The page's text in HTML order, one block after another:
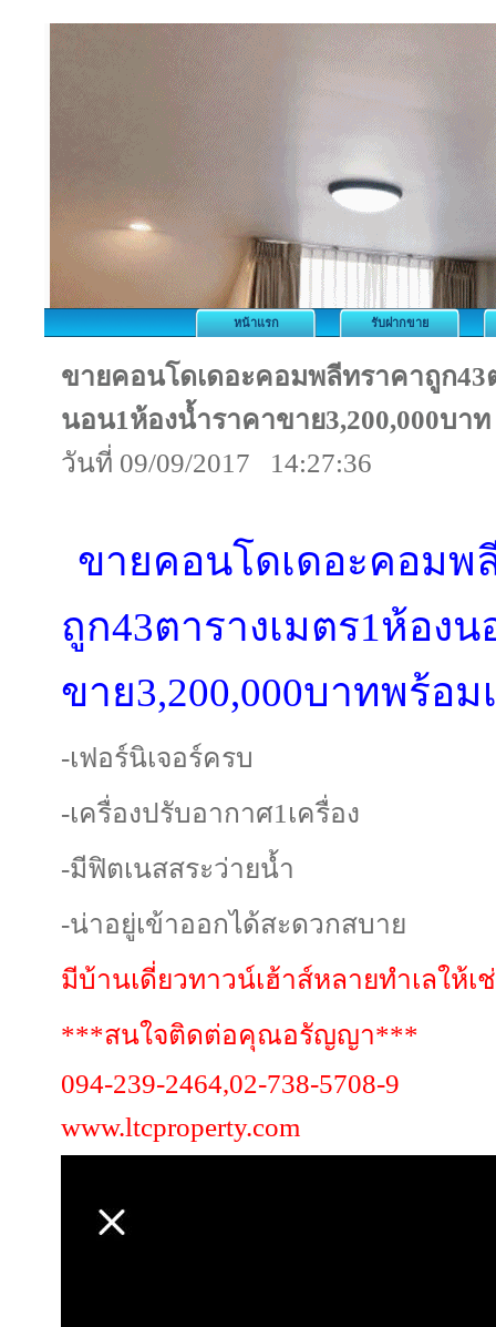
หน้าแรก รับฝากขาย
ขายคอนโดเดอะคอมพลีทราคาถูก43
นอน1ห้องน้ำราคาขาย3,200,000บาท
วันที่ 09/09/2017 14:27:36
ขายคอนโดเดอะคอมพ
ถูก43ตารางเมตร1ห้อง
ขาย3,200,000บาทพร้อม
-เฟอร์นิเจอร์ครบ
-เครื่องปรับอากาศ1เครื่อง
-มีฟิตเนสสระว่ายน้ำ
-น่าอยู่เข้าออกได้สะดวกสบาย
มีบ้านเดี่ยวทาวน์เฮ้าส์หลายทำเลให้เ
***สนใจติดต่อคุณอรัญญา***
094-239-2464,02-738-5708-9
www.ltcproperty.com